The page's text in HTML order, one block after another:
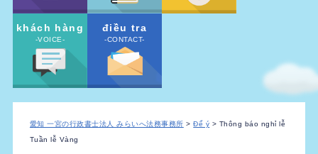
khách hàng
-VOICE-
điều tra
-CONTACT-
愛知 一宮の行政書士法人 みらいへ法務事務所 >Để ý > Thông báo nghỉ lễ
Tuần lễ Vàng